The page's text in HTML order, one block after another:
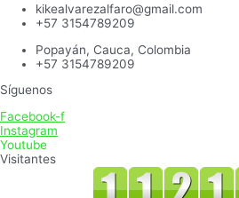
kikealvarezalfaro@gmail.com
+57 3154789209
Popayán, Cauca, Colombia
+57 3154789209
Síguenos
Facebook-f
Instagram
Youtube
Visitantes